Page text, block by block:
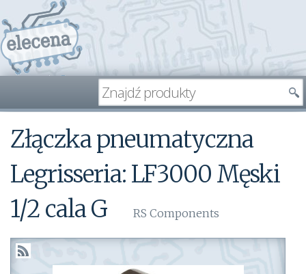
Złączka pneumatyczna
Legrisseria: LF3000 Męski
1/2 cala G
RS Components